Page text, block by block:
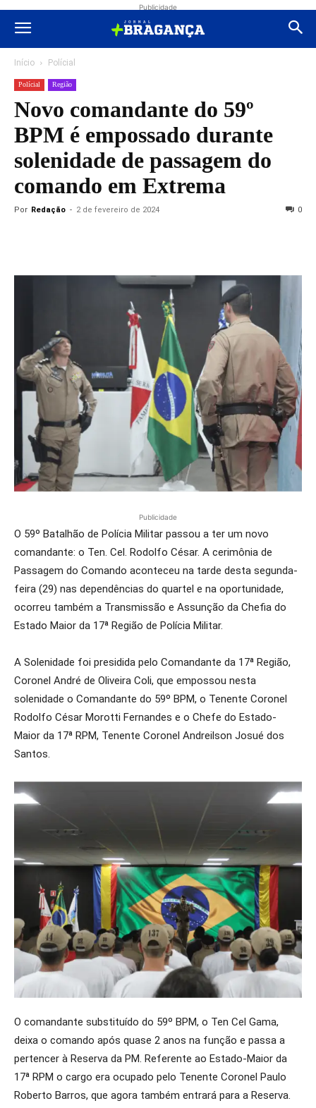
Publicidade
Início Polícial
Polícial Região
Novo comandante do 59º
BPM é empossado durante
solenidade de passagem do
comando em Extrema
Por Redação - 2 de fevereiro de 2024 0
Publicidade
O 59º Batalhão de Polícia Militar passou a ter um novo
comandante: o Ten. Cel. Rodolfo César. A cerimônia de
Passagem do Comando aconteceu na tarde desta segunda-
feira (29) nas dependências do quartel e na oportunidade,
ocorreu também a Transmissão e Assunção da Chefia do
Estado Maior da 17ª Região de Polícia Militar.
A Solenidade foi presidida pelo Comandante da 17ª Região,
Coronel André de Oliveira Coli, que empossou nesta
solenidade o Comandante do 59º BPM, o Tenente Coronel
Rodolfo César Morotti Fernandes e o Chefe do Estado-
Maior da 17ª RPM, Tenente Coronel Andreilson Josué dos
Santos.
O comandante substituído do 59º BPM, o Ten Cel Gama,
deixa o comando após quase 2 anos na função e passa a
pertencer à Reserva da PM. Referente ao Estado-Maior da
17ª RPM o cargo era ocupado pelo Tenente Coronel Paulo
Roberto Barros, que agora também entrará para a Reserva.